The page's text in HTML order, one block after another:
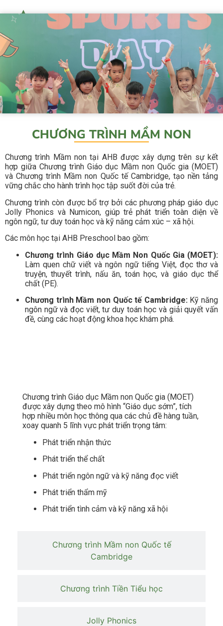
CHƯƠNG TRÌNH MẦM NON
Chương trình Mầm non tại AHB được xây dựng trên sự kết
hợp giữa Chương trình Giáo dục Mầm non Quốc gia (MOET)
và Chương trình Mầm non Quốc tế Cambridge, tạo nền tảng
vững chắc cho hành trình học tập suốt đời của trẻ.
Chương trình còn được bổ trợ bởi các phương pháp giáo dục
Jolly Phonics và Numicon, giúp trẻ phát triển toàn diện về
ngôn ngữ, tư duy toán học và kỹ năng cảm xúc – xã hội.
Các môn học tại AHB Preschool bao gồm:
Chương trình Giáo dục Mầm Non Quốc Gia (MOET):
Làm quen chữ viết và ngôn ngữ tiếng Việt, đọc thơ và
truyện, thuyết trình, nấu ăn, toán học, và giáo dục thể
chất (PE).
Chương trình Mầm non Quốc tế Cambridge:Kỹ năng
ngôn ngữ và đọc viết, tư duy toán học và giải quyết vấn
đề, cùng các hoạt động khoa học khám phá.
Chương trình Mầm non Quốc tế
Cambridge
Chương trình Tiền Tiểu học
Jolly Phonics
Chương trình Giáo dục Mầm non Quốc gia (MOET)
được xây dựng theo mô hình “Giáo dục sớm”, tích
hợp nhiều môn học thông qua các chủ đề hàng tuần,
xoay quanh 5 lĩnh vực phát triển trọng tâm:
Phát triển nhận thức
Phát triển thể chất
Phát triển ngôn ngữ và kỹ năng đọc viết
Phát triển thẩm mỹ
Phát triển tình cảm và kỹ năng xã hội